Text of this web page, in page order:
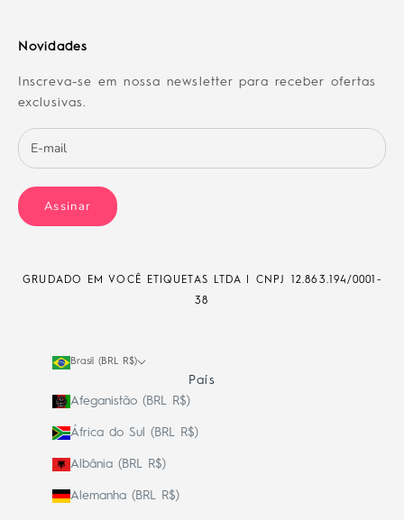
Novidades
Inscreva-se em nossa newsletter para receber ofertas
exclusivas.
Assinar
GRUDADO EM VOCÊ ETIQUETAS LTDA | CNPJ
12.863.194/0001-
38
Brasil (BRL R$)
País
Afeganistão (BRL R$)
África do Sul (BRL R$)
Albânia (BRL R$)
Alemanha (BRL R$)